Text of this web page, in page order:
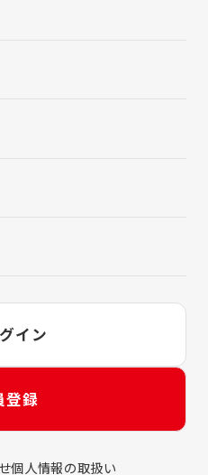
イン
登録
個人情報の取扱い